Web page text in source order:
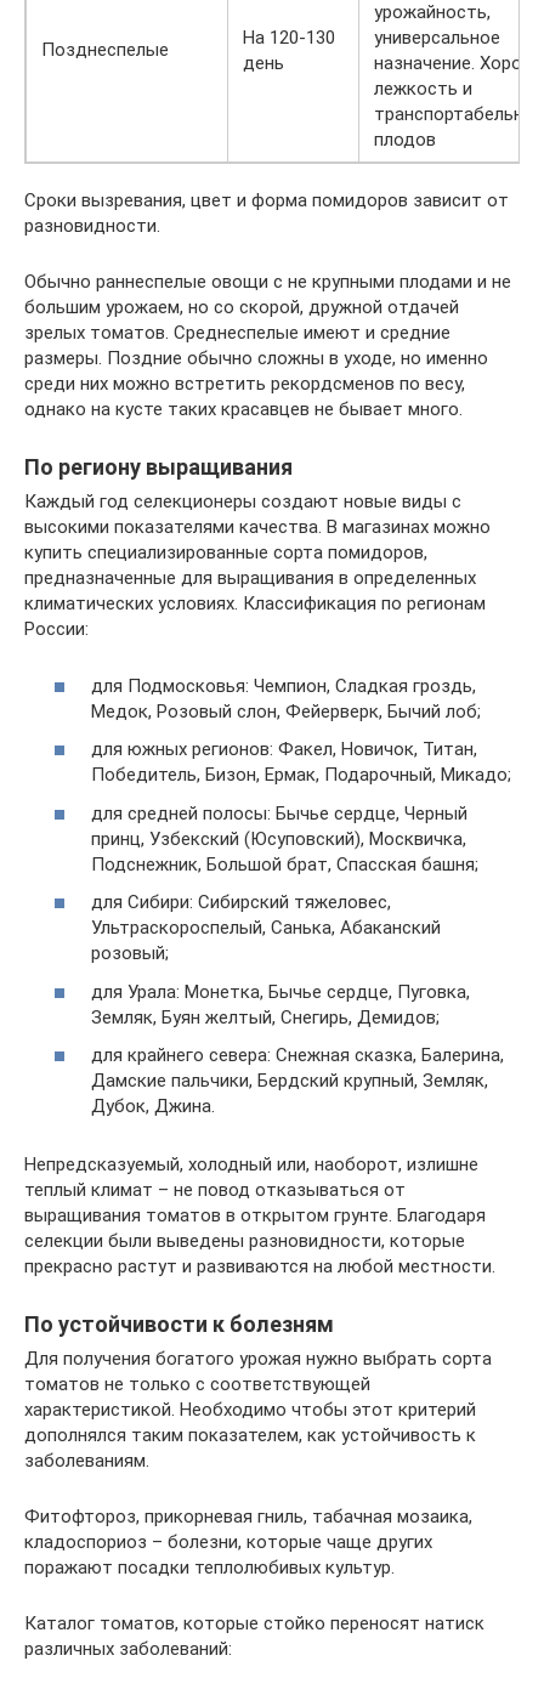
Позднеспелые
На 120-130
день
урожайность,
универсальное
назначение.
лежкость и
плодов
Сроки вызревания, цвет и форма помидоров зависит от
разновидности.
Обычно раннеспелые овощи с не крупными плодами и не
большим урожаем, но со скорой, дружной отдачей
зрелых томатов. Среднеспелые имеют и средние
размеры. Поздние обычно сложны в уходе, но именно
среди них можно встретить рекордсменов по весу,
однако на кусте таких красавцев не бывает много.
По региону выращивания
Каждый год селекционеры создают новые виды с
высокими показателями качества. В магазинах можно
купить специализированные сорта помидоров,
предназначенные для выращивания в определенных
климатических условиях. Классификация по регионам
России:
для Подмосковья: Чемпион, Сладкая гроздь,
Медок, Розовый слон, Фейерверк, Бычий лоб;
для южных регионов: Факел, Новичок, Титан,
Победитель, Бизон, Ермак, Подарочный, Микадо;
для средней полосы: Бычье сердце, Черный
принц, Узбекский (Юсуповский), Москвичка,
Подснежник, Большой брат, Спасская башня;
для Сибири: Сибирский тяжеловес,
Ультраскороспелый, Санька, Абаканский
розовый;
для Урала: Монетка, Бычье сердце, Пуговка,
Земляк, Буян желтый, Снегирь, Демидов;
для крайнего севера: Снежная сказка, Балерина,
Дамские пальчики, Бердский крупный, Земляк,
Дубок, Джина.
Непредсказуемый, холодный или, наоборот, излишне
теплый климат – не повод отказываться от
выращивания томатов в открытом грунте. Благодаря
селекции были выведены разновидности, которые
прекрасно растут и развиваются на любой местности.
По устойчивости к болезням
Для получения богатого урожая нужно выбрать сорта
томатов не только с соответствующей
характеристикой. Необходимо чтобы этот критерий
дополнялся таким показателем, как устойчивость к
заболеваниям.
Фитофтороз, прикорневая гниль, табачная мозаика,
кладоспориоз – болезни, которые чаще других
поражают посадки теплолюбивых культур.
Каталог томатов, которые стойко переносят натиск
различных заболеваний: